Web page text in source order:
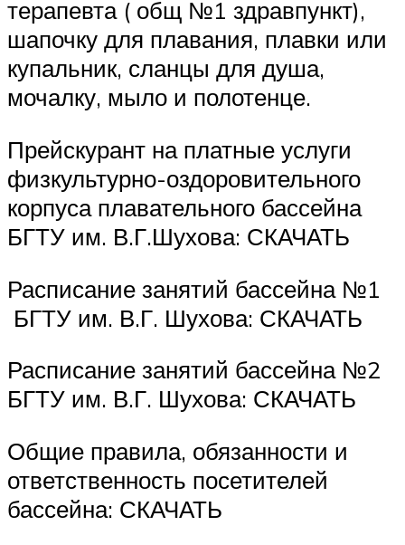
терапевта ( общ №1 здравпункт),
шапочку для плавания, плавки или
купальник, сланцы для душа,
мочалку, мыло и полотенце.
Прейскурант на платные услуги
физкультурно-оздоровительного
корпуса плавательного бассейна
БГТУ им. В.Г.Шухова: СКАЧАТЬ
Расписание занятий бассейна №1
БГТУ им. В.Г. Шухова: СКАЧАТЬ
Расписание занятий бассейна №2
БГТУ им. В.Г. Шухова: СКАЧАТЬ
Общие правила, обязанности и
ответственность посетителей
бассейна: СКАЧАТЬ